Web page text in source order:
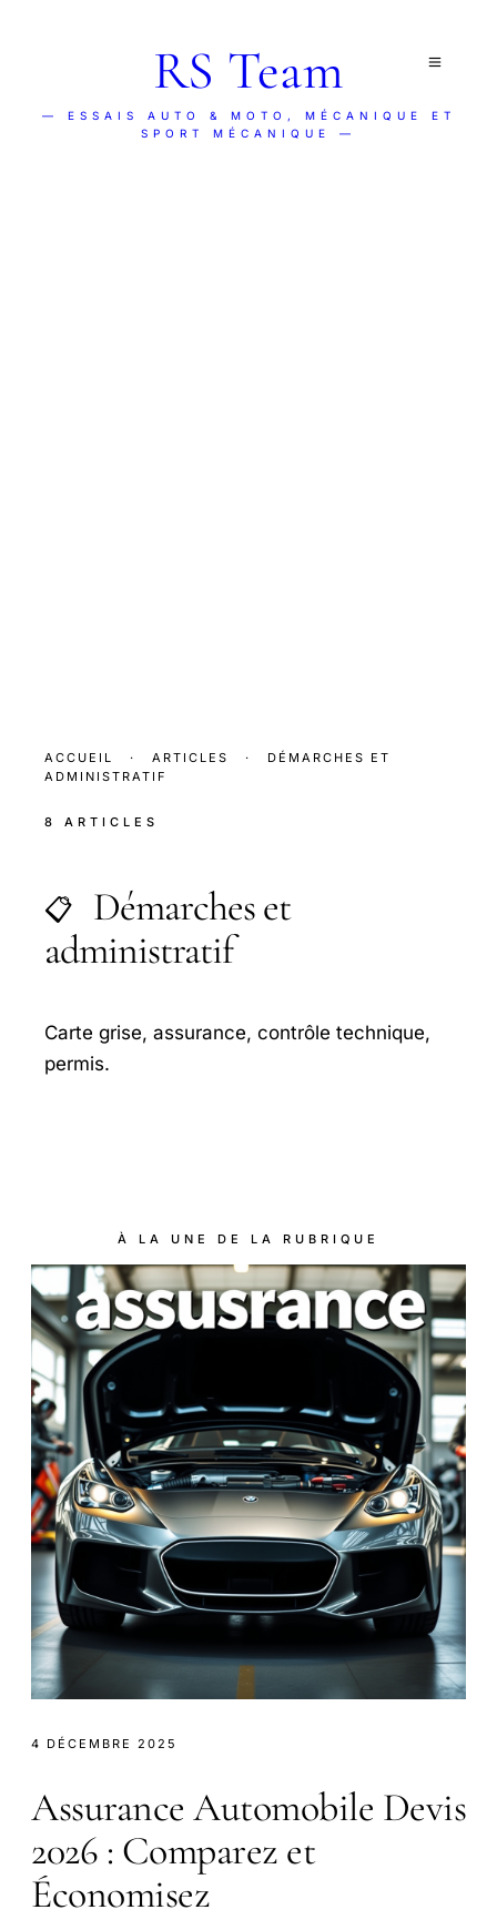
RS Team
— ESSAIS AUTO & MOTO, MÉCANIQUE ET
SPORT MÉCANIQUE —
ACCUEIL · ARTICLES ·
DÉMARCHES ET
ADMINISTRATIF
8 ARTICLES
📋
Démarches et
administratif
Carte grise, assurance, contrôle technique,
permis.
À LA UNE DE LA RUBRIQUE
4 DÉCEMBRE 2025
Assurance Automobile Devis
2026 : Comparez et
Économisez